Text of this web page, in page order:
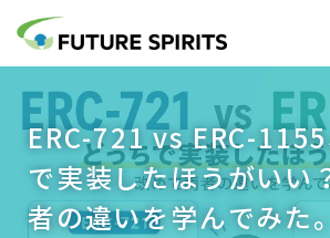
ERC-721 vs ERC-
で実装したほうがいい
者の違いを学んでみた